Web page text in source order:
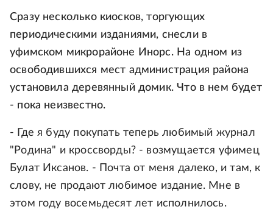
Сразу несколько киосков, торгующих
периодическими изданиями, снесли в
уфимском микрорайоне Инорс. На одном из
освободившихся мест администрация района
установила деревянный домик. Что в нем будет
- пока неизвестно.
- Где я буду покупать теперь любимый журнал
"Родина" и кроссворды? - возмущается уфимец
Булат Иксанов. - Почта от меня далеко, и там, к
слову, не продают любимое издание. Мне в
этом году восемьдесят лет исполнилось.